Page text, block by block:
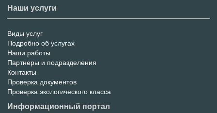
Наши услуги
Меню
услуг
Виды услуг
Подробно об услугах
Наши работы
Партнеры и подразделения
Контакты
Проверка документов
Проверка экологического класса
Информационный портал